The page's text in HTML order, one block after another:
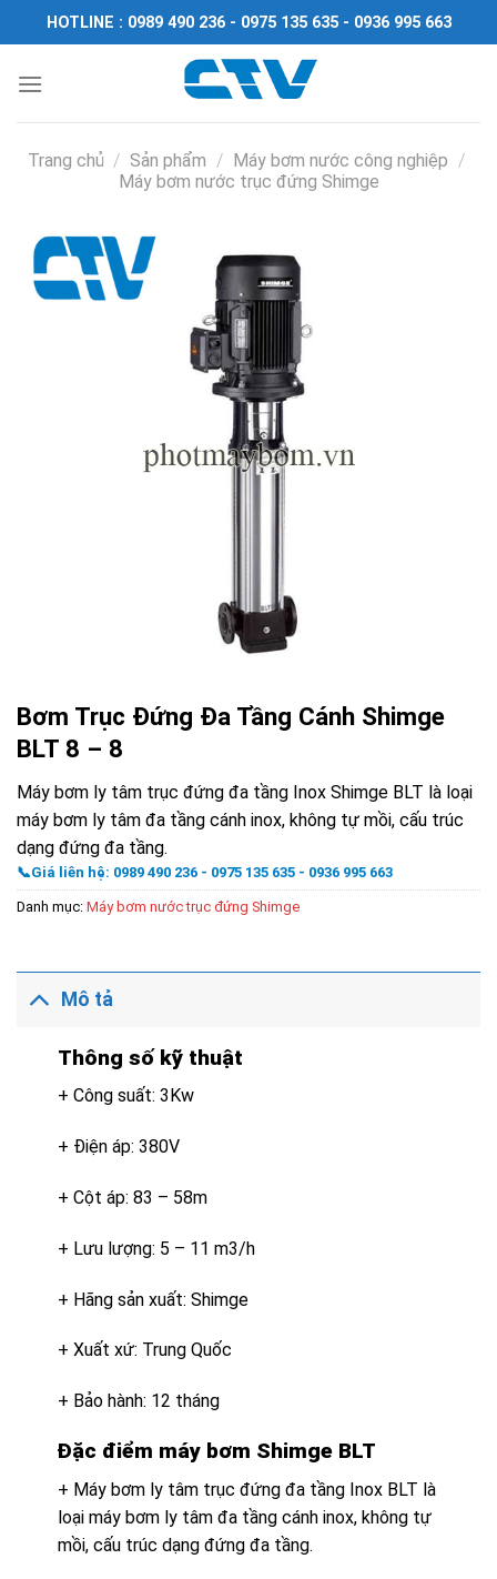
Chuyển
đến
dung
HOTLINE : 0989 490 236 - 0975 135 635 - 0936 995 663
Trang chủ / Sản phẩm / Máy bơm nước công nghiệp /
Máy bơm nước trục đứng Shimge
Bơm Trục Đứng Đa Tầng Cánh Shimge
BLT 8 – 8
Máy bơm ly tâm trục đứng đa tầng Inox Shimge BLT là loại
máy bơm ly tâm đa tầng cánh inox, không tự mồi, cấu trúc
dạng đứng đa tầng.
📞Giá liên hệ: 0989 490 236 - 0975 135 635 - 0936 995 663
Danh mục: Máy bơm nước trục đứng Shimge
Mô tả
Thông số kỹ thuật
+ Công suất: 3Kw
+ Điện áp: 380V
+ Cột áp: 83 – 58m
+ Lưu lượng: 5 – 11 m3/h
+ Hãng sản xuất: Shimge
+ Xuất xứ: Trung Quốc
+ Bảo hành: 12 tháng
Đặc điểm máy bơm Shimge BLT
+ Máy bơm ly tâm trục đứng đa tầng Inox BLT là
loại máy bơm ly tâm đa tầng cánh inox, không tự
mồi, cấu trúc dạng đứng đa tầng.